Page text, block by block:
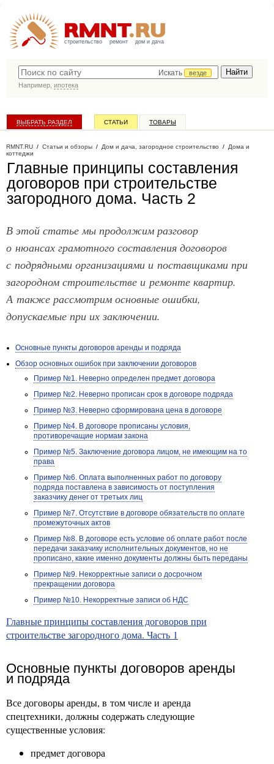
строительство ремонт дом и дача
Искать
везде
Например, ипотека
ВЫБРАТЬ РАЗДЕЛ СТАТЬИ ТОВАРЫ
RMNT.RU / Статьи и обзоры / Дом и дача, загородное строительство / Дома и
коттеджи
Главные принципы составления
договоров при строительстве
загородного дома. Часть 2
В этой статье мы продолжим разговор
о нюансах грамотного составления договоров
с подрядными организациями и поставщиками при
загородном строительстве и ремонте квартир.
А также рассмотрим основные ошибки,
допускаемые при их заключении.
Основные пункты договоров аренды и подряда
Обзор основных ошибок при заключении договоров
Пример №1. Неверно определен предмет договора
Пример №2. Неверно прописан срок в договоре подряда
Пример №3. Неверно сформирована цена в договоре
Пример №4. В договоре прописаны условия,
противоречащие нормам закона
Пример №5. Заключение договора лицом, не имеющим на то
права
Пример №6. Оплата выполненных работ по договору
подряда поставлена в зависимость от поступления
заказчику денег от третьих лиц
Пример №7. Отсутствие в договоре обязательств по оплате
промежуточных актов
Пример №8. В договоре есть условие об оплате работ после
передачи заказчику исполнительных документов, но не
прописано, какие именно документы должны быть переданы
Пример №9. Некорректные записи о досрочном
прекращении договора
Пример №10. Некорректные записи об НДС
Главные принципы составления договоров при
строительстве загородного дома. Часть 1
Основные пункты договоров аренды
и подряда
Все договоры аренды, в том числе и аренда
спецтехники, должны содержать следующие
существенные условия:
предмет договора